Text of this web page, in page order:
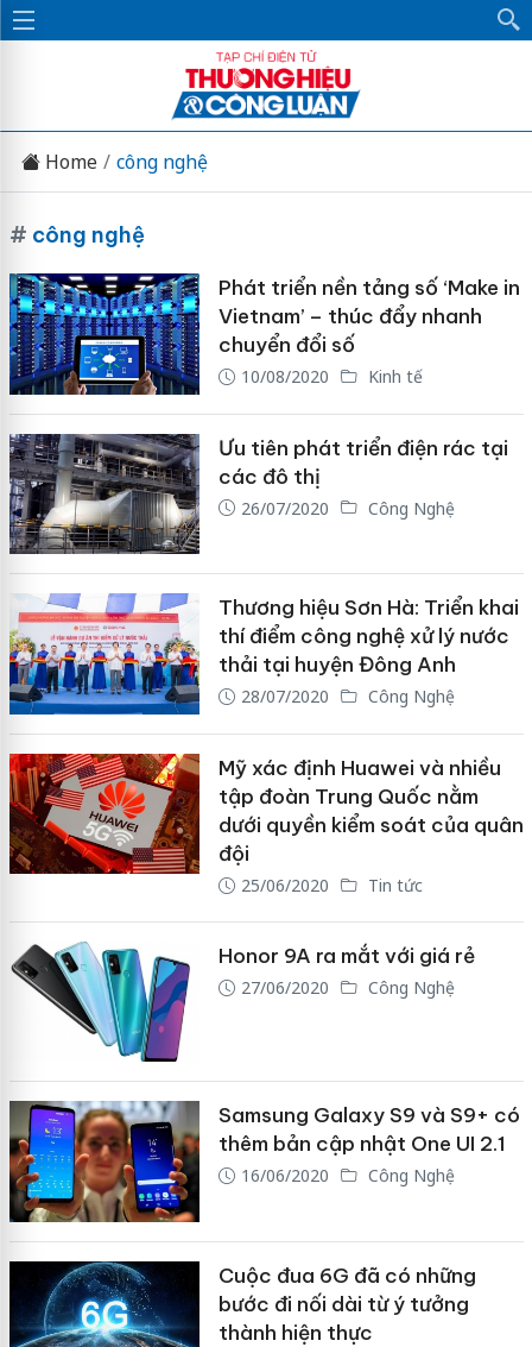
Home công nghệ
# công nghệ
Phát triển nền tảng số ‘Make in
Vietnam’ – thúc đẩy nhanh
chuyển đổi số
10/08/2020 Kinh tế
Ưu tiên phát triển điện rác tại
các đô thị
26/07/2020 Công Nghệ
Thương hiệu Sơn Hà: Triển khai
thí điểm công nghệ xử lý nước
thải tại huyện Đông Anh
28/07/2020 Công Nghệ
Mỹ xác định Huawei và nhiều
tập đoàn Trung Quốc nằm
dưới quyền kiểm soát của quân
đội
25/06/2020 Tin tức
Honor 9A ra mắt với giá rẻ
27/06/2020 Công Nghệ
Samsung Galaxy S9 và S9+ có
thêm bản cập nhật One UI 2.1
16/06/2020 Công Nghệ
Cuộc đua 6G đã có những
bước đi nối dài từ ý tưởng
thành hiện thực